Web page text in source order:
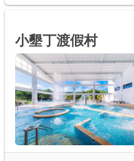
小墾丁渡假村